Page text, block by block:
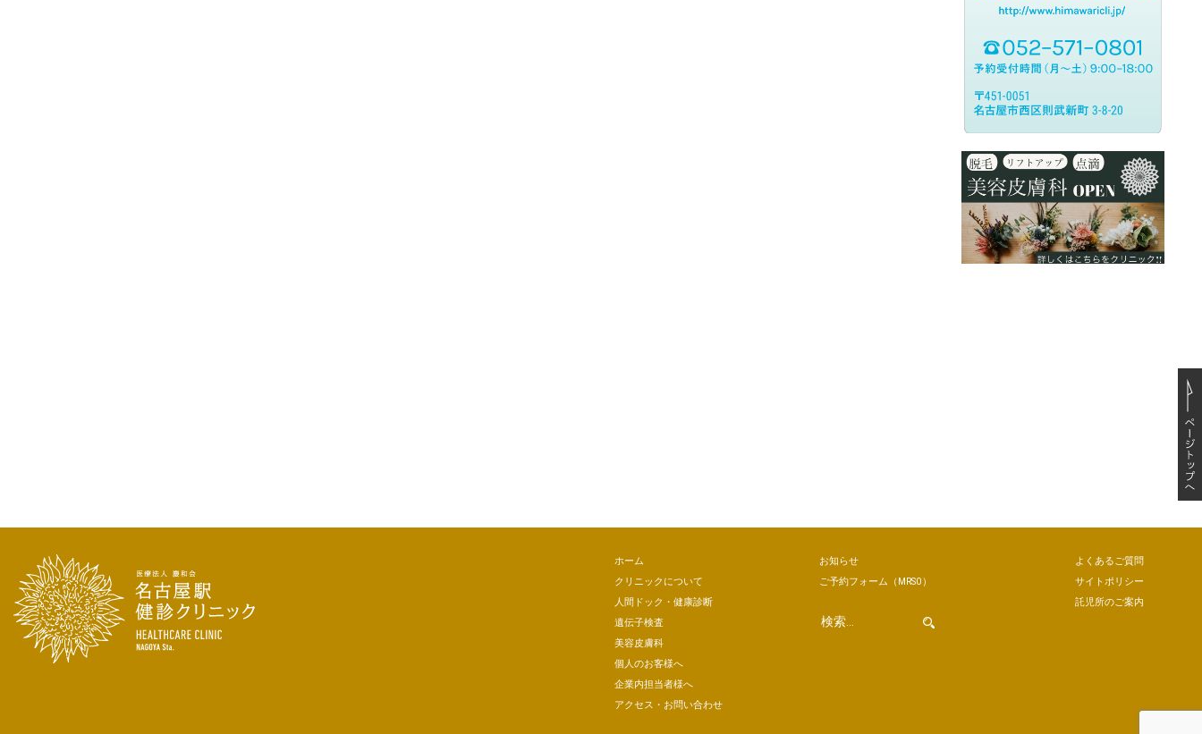
ホーム
クリニックについて
人間ドック・健康診断
遺伝子検査
美容皮膚科
個人のお客様へ
企業内担当者様へ
アクセス・お問い合わせ
お知らせ
ご予約フォーム （MRSO）
よくあるご質問
サイトポリシー
託児所のご案内